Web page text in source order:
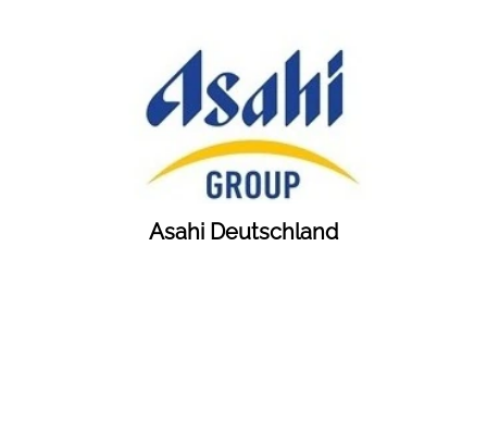
Asahi Deutschland